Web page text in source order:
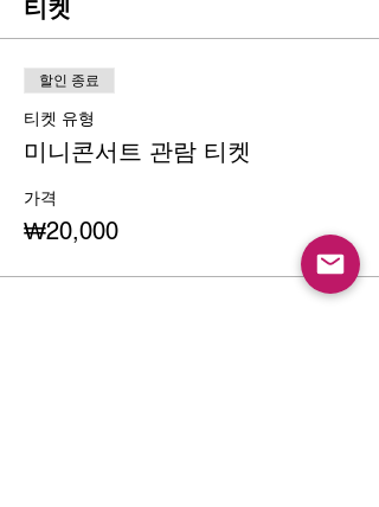
티켓
할인 종료
티켓 유형
미니콘서트 관람 티켓
가격
₩20,000